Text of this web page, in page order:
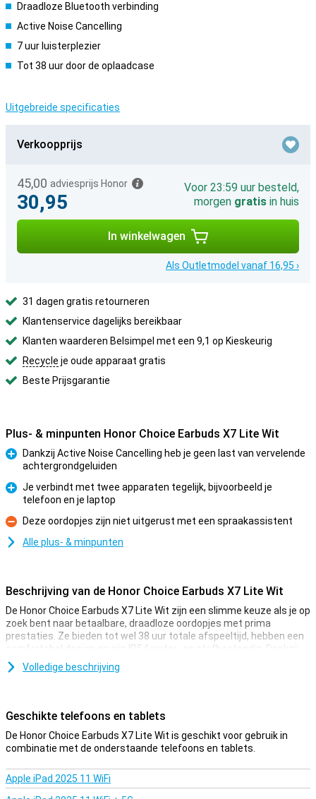
Draadloze Bluetooth verbinding
Active Noise Cancelling
7 uur luisterplezier
Tot 38 uur door de oplaadcase
Uitgebreide specificaties
Verkoopprijs
45,00 adviesprijs Honor
30,95
Voor 23:59 uur besteld,
morgen gratis in huis
In winkelwagen
Als Outletmodel vanaf 16,95 ›
31 dagen gratis retourneren
Klantenservice dagelijks bereikbaar
Klanten waarderen Belsimpel met een 9,1 op Kieskeurig
Recycle je oude apparaat gratis
Beste Prijsgarantie
Plus- & minpunten Honor Choice Earbuds X7 Lite Wit
Pluspunt
Dankzij Active Noise Cancelling heb je geen last van vervelende
achtergrondgeluiden
Pluspunt
Je verbindt met twee apparaten tegelijk, bijvoorbeeld je
telefoon en je laptop
Minpunt
Deze oordopjes zijn niet uitgerust met een spraakassistent
Alle plus- & minpunten
Beschrijving van de Honor Choice Earbuds X7 Lite Wit
De Honor Choice Earbuds X7 Lite Wit zijn een slimme keuze als je op
zoek bent naar betaalbare, draadloze oordopjes met prima
prestaties. Ze bieden tot wel 38 uur totale afspeeltijd, hebben een
comfortabel design en zijn IP54 water- en stofbestendig. Dankzij
Bluetooth 5.4 heb je een stabiele en snelle verbinding. De lage
latentie-modus maakt ze ook perfect voor gamen. En met AI-
Indrukwekkende batterijduur
Met de Honor Choice Earbuds X7 Lite hoef je je geen zorgen te
maken dat je zonder muziek komt te zitten. De oordopjes gaan tot
eens 31 uur extra bij. Ideaal voor onderweg, op werk of tijdens een
lange reis.
Volledige beschrijving
Geschikte telefoons en tablets
De Honor Choice Earbuds X7 Lite Wit is geschikt voor gebruik in
combinatie met de onderstaande telefoons en tablets.
Apple iPad 2025 11 WiFi